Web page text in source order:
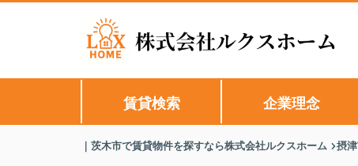
賃貸検索 企業理念
｜茨木市で賃貸物件を探すなら株式会社ルクスホーム 摂